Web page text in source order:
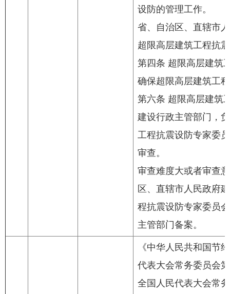
设防的管理工作。
省、自治区、直辖市
超限高层建筑工程抗
第四条 超限高层建筑
确保超限高层建筑工
第六条 超限高层建筑
建设行政主管部门，
工程抗震设防专家委
审查。
审查难度大或者审查
区、直辖市人民政府
程抗震设防专家委员
主管部门备案。
《中华人民共和国节
代表大会常务委员会
全国人民代表大会常